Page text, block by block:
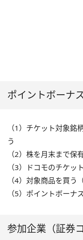
ポイントボーナ
（1）チケット対象
う
（2）株を月末まで保
（3）ドコモのチケッ
（4）対象商品を買う
（5）ポイントボーナ
参加企業（証券